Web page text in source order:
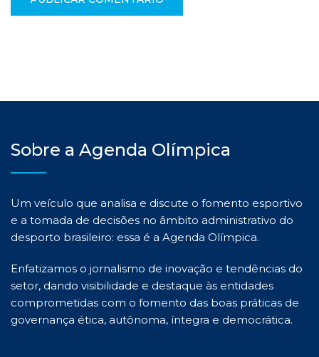
Sobre a Agenda Olímpica
Um veículo que analisa e discute o fomento esportivo
e a tomada de decisões no âmbito administrativo do
desporto brasileiro: essa é a Agenda Olímpica.
Enfatizamos o jornalismo de inovação e tendências do
setor, dando visibilidade e destaque às entidades
comprometidas com o fomento das boas práticas de
governança ética, autônoma, íntegra e democrática.